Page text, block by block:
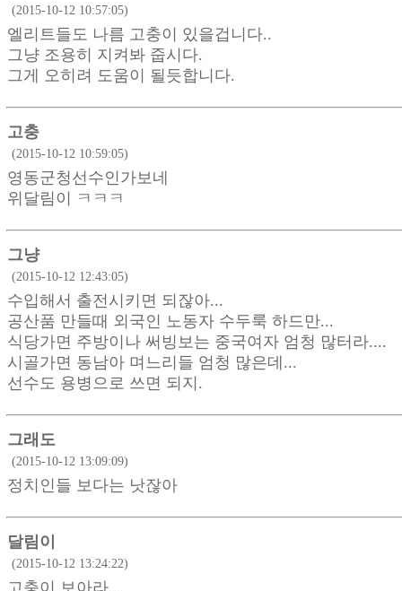
(2015-10-12 10:57:05)
엘리트들도 나름 고충이 있을겁니다..
그냥 조용히 지켜봐 줍시다.
그게 오히려 도움이 될듯합니다.
고충
(2015-10-12 10:59:05)
영동군청선수인가보네
위달림이 ㅋㅋㅋ
그냥
(2015-10-12 12:43:05)
수입해서 출전시키면 되잖아...
공산품 만들때 외국인 노동자 수두룩 하드만...
식당가면 주방이나 써빙보는 중국여자 엄청 많터라....
시골가면 동남아 며느리들 엄청 많은데...
선수도 용병으로 쓰면 되지.
그래도
(2015-10-12 13:09:09)
정치인들 보다는 낫잖아
달림이
(2015-10-12 13:24:22)
고충이 보아라..